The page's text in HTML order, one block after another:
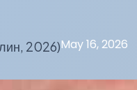
2026)May 16, 2026